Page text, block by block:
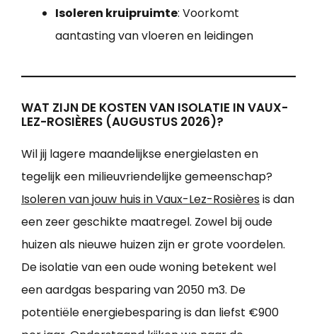
Isoleren kruipruimte: Voorkomt
aantasting van vloeren en leidingen
WAT ZIJN DE KOSTEN VAN ISOLATIE IN VAUX-
LEZ-ROSIÈRES (AUGUSTUS 2026)?
Wil jij lagere maandelijkse energielasten en
tegelijk een milieuvriendelijke gemeenschap?
Isoleren van jouw huis in Vaux-Lez-Rosièresis dan
een zeer geschikte maatregel. Zowel bij oude
huizen als nieuwe huizen zijn er grote voordelen.
De isolatie van een oude woning betekent wel
een aardgas besparing van 2050 m3. De
potentiële energiebesparing is dan liefst €900